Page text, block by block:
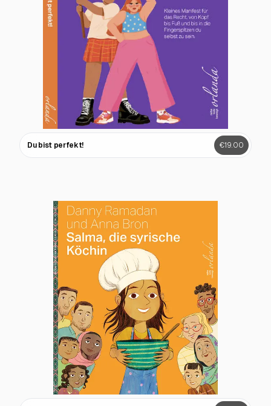
Du bist perfekt! €19.00